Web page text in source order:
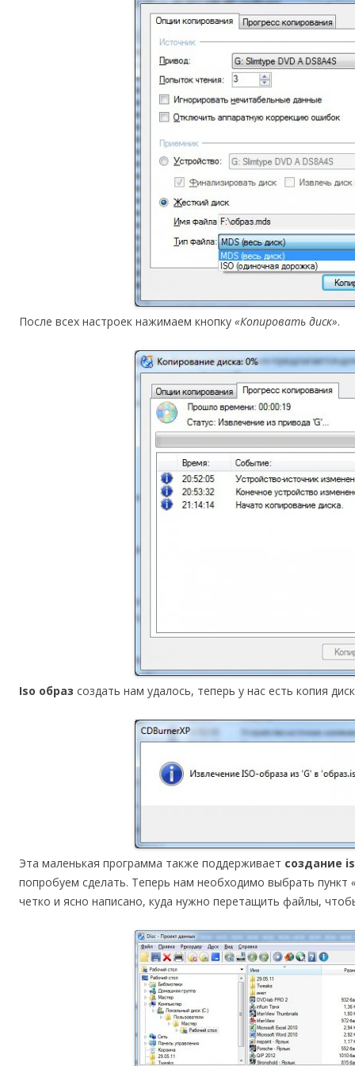
После всех настроек нажимаем кнопку «Копировать диск».
Iso образ создать нам удалось, теперь у нас есть копия
Эта маленькая программа также поддерживает создание
попробуем сделать. Теперь нам необходимо выбрать пункт
четко и ясно написано, куда нужно перетащить файлы,